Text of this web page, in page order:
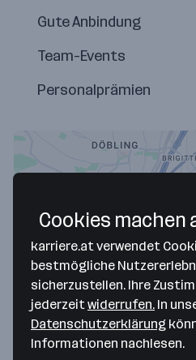
Gute Anbindung
Team-Events
Personalprämien
Immofair
Cookies machen
karriere.at verwendet
bestmögliche
sicherzustellen. Ihre
jederzeitwiderrufen. In
Datenschutzerklärung
Informationen nachlesen.